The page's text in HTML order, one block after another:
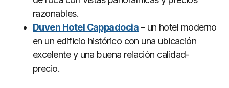
razonables.
Duven Hotel Cappadocia– un hotel moderno
en un edificio histórico con una ubicación
excelente y una buena relación calidad-
precio.